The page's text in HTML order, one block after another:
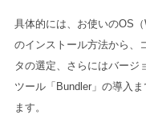
具体的には、お使いのOS
のインストール方法から、
タの選定、さらにはバージ
ツール「Bundler」の導入
ます。